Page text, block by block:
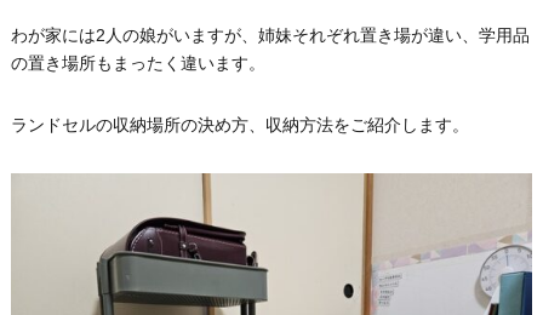
わが家には2人の娘がいますが、姉妹それぞれ置き場が違い、学用品
の置き場所もまったく違います。
ランドセルの収納場所の決め方、収納方法をご紹介します。